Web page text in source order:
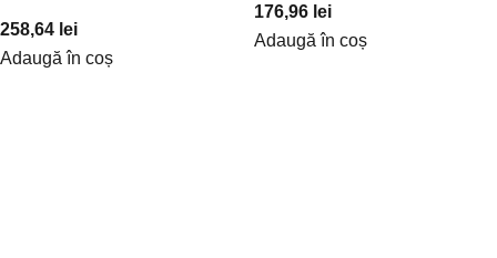
258,64 lei
Adaugă în coș
176,96 lei
Adaugă în coș